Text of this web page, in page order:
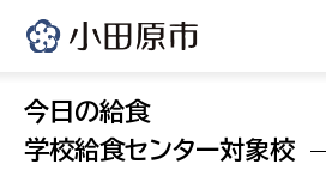
今日の給食
学校給食センター対象校